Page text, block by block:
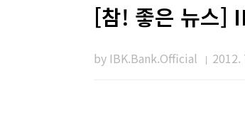
[참! 좋은 뉴스]
by IBK.Bank.Official 2012.